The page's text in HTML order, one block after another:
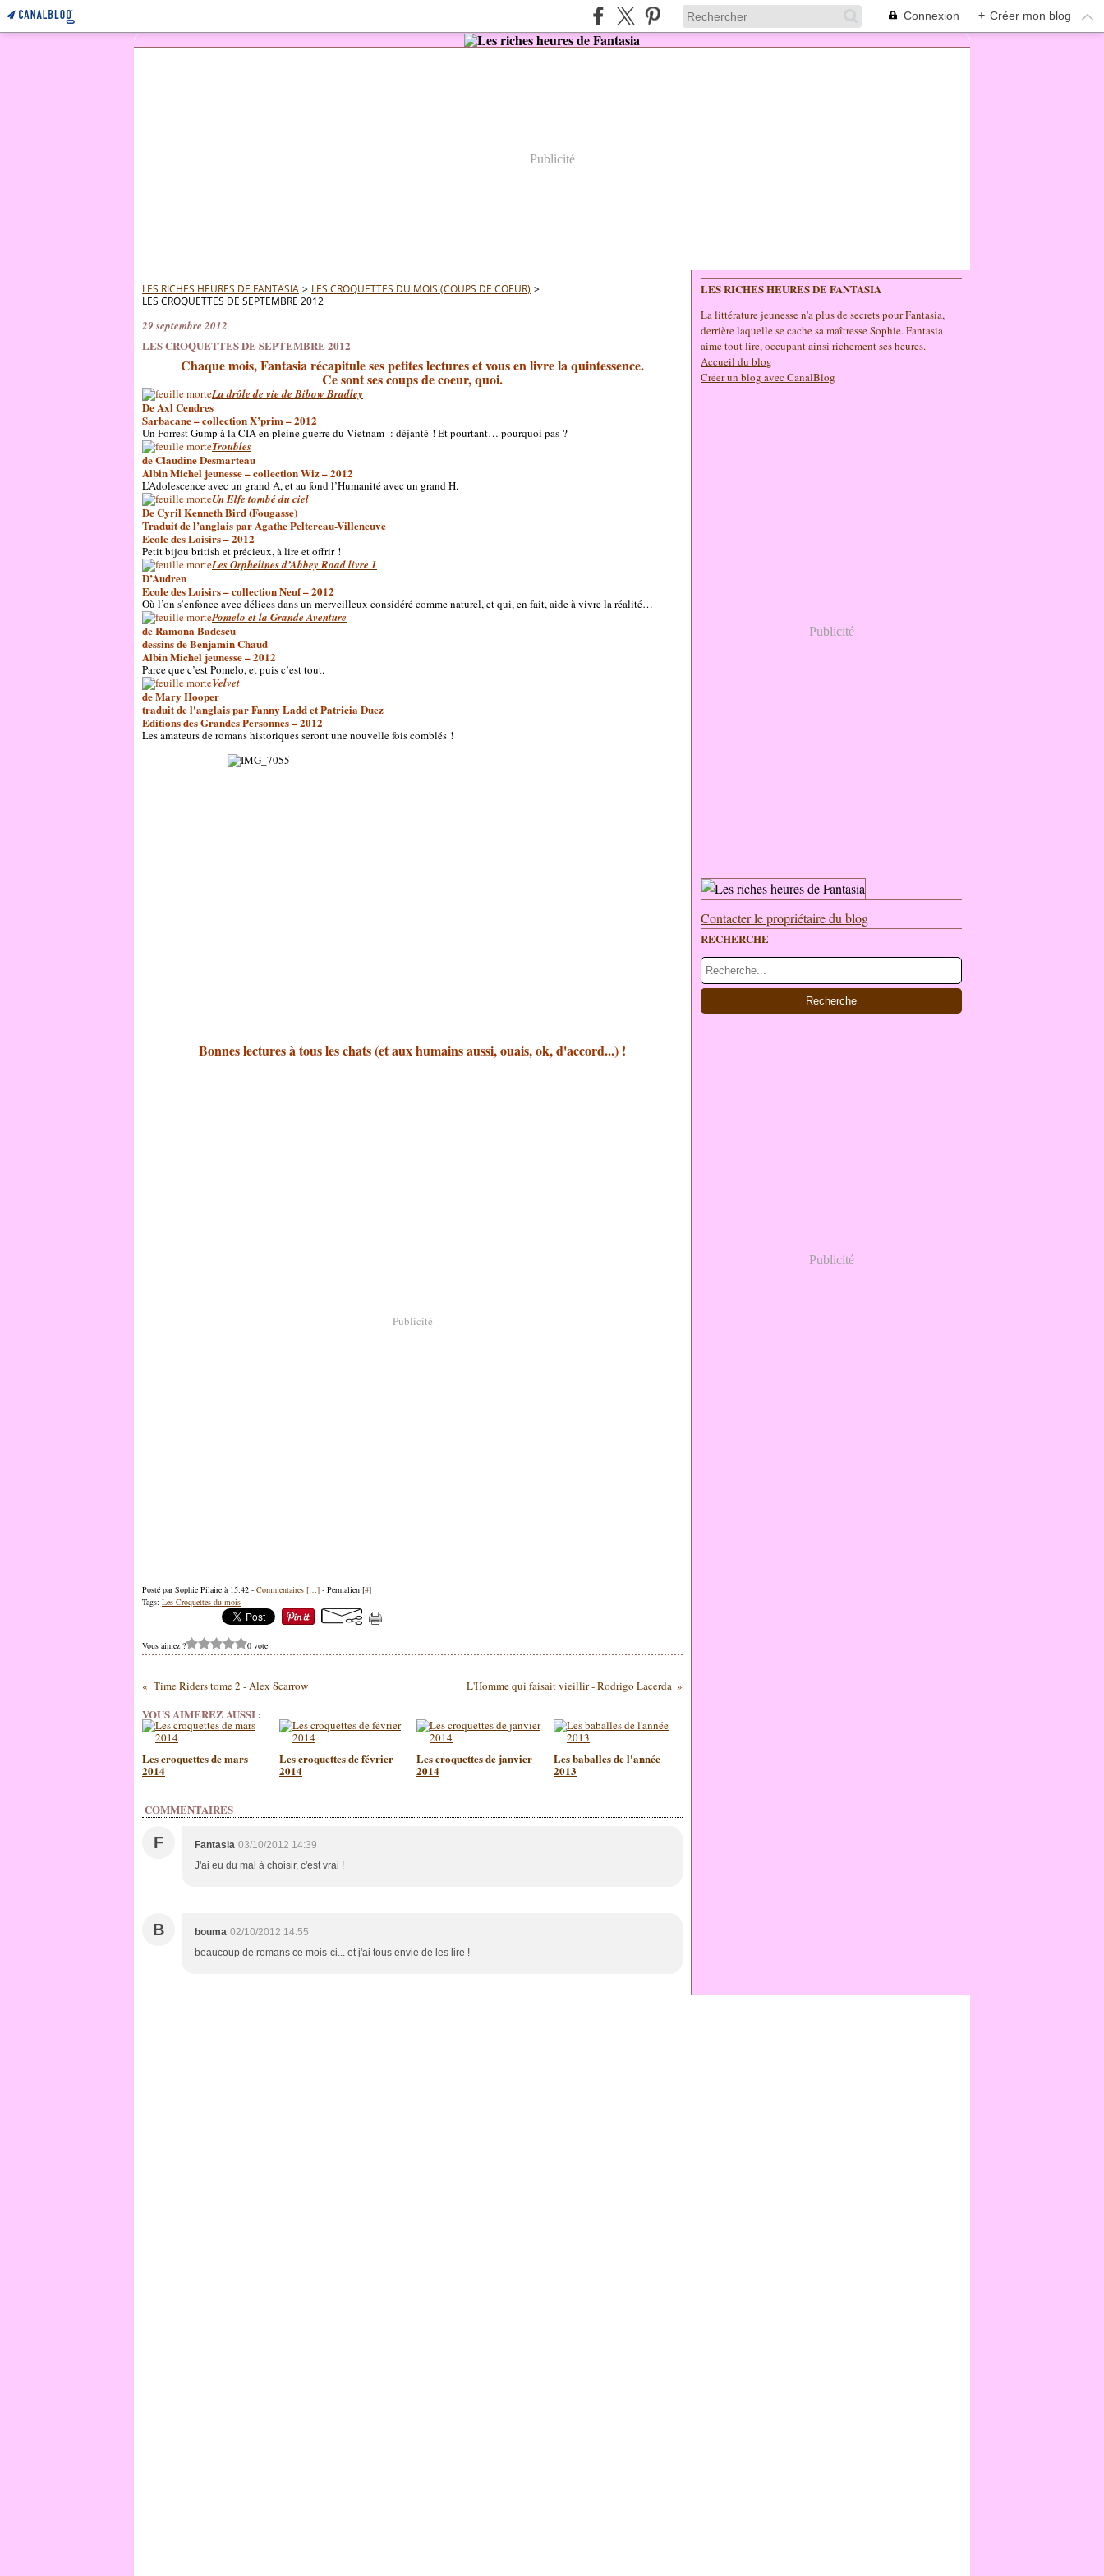
Connexion + Créer mon blog
Publicité
LES RICHES HEURES DE FANTASIA > LES CROQUETTES DU MOIS (COUPS DE COEUR) >
LES CROQUETTES DE SEPTEMBRE 2012
29 septembre 2012
LES CROQUETTES DE SEPTEMBRE 2012
Chaque mois, Fantasia récapitule ses petites lectures et vous en livre la quintessence.
Ce sont ses coups de coeur, quoi.
La drôle de vie de Bibow Bradley
De Axl Cendres
Sarbacane – collection X’prim – 2012
Un Forrest Gump à la CIA en pleine guerre du Vietnam : déjanté ! Et pourtant… pourquoi pas ?
Troubles
de Claudine Desmarteau
Albin Michel jeunesse – collection Wiz – 2012
L’Adolescence avec un grand A, et au fond l’Humanité avec un grand H.
Un Elfe tombé du ciel
De Cyril Kenneth Bird (Fougasse)
Traduit de l’anglais par Agathe Peltereau-Villeneuve
Ecole des Loisirs – 2012
Petit bijou british et précieux, à lire et offrir !
Les Orphelines d’Abbey Road livre 1
D’Audren
Ecole des Loisirs – collection Neuf – 2012
Où l’on s’enfonce avec délices dans un merveilleux considéré comme naturel, et qui, en fait, aide à vivre la réalité…
Pomelo et la Grande Aventure
de Ramona Badescu
dessins de Benjamin Chaud
Albin Michel jeunesse – 2012
Parce que c’est Pomelo, et puis c’est tout.
Velvet
de Mary Hooper
traduit de l'anglais par Fanny Ladd et Patricia Duez
Editions des Grandes Personnes – 2012
Les amateurs de romans historiques seront une nouvelle fois comblés !
Bonnes lectures à tous les chats (et aux humains aussi, ouais, ok, d'accord...) !
Publicité
Posté par Sophie Pilaire à 15:42 - Commentaires […] - Permalien [#]
Tags: Les Croquettes du mois
Vous aimez ? 0 vote
Time Riders tome 2 - Alex Scarrow L'Homme qui faisait vieillir - Rodrigo Lacerda
VOUS AIMEREZ AUSSI :
Les croquettes de mars
2014
Les croquettes de février
2014
Les croquettes de janvier
2014
Les baballes de l'année
2013
COMMENTAIRES
F Fantasia 03/10/2012 14:39
J'ai eu du mal à choisir, c'est vrai !
B bouma 02/10/2012 14:55
beaucoup de romans ce mois-ci... et j'ai tous envie de les lire !
LES RICHES HEURES DE FANTASIA
La littérature jeunesse n'a plus de secrets pour Fantasia,
derrière laquelle se cache sa maîtresse Sophie. Fantasia
aime tout lire, occupant ainsi richement ses heures.
Accueil du blog
Créer un blog avec CanalBlog
Publicité
Contacter le propriétaire du blog
RECHERCHE
Publicité